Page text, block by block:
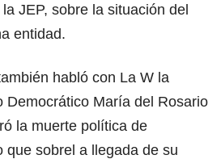
JEP, sobre la situación del
entidad.
habló con La W la
Democrático María del Rosario
la muerte política de
que sobrel a llegada de su